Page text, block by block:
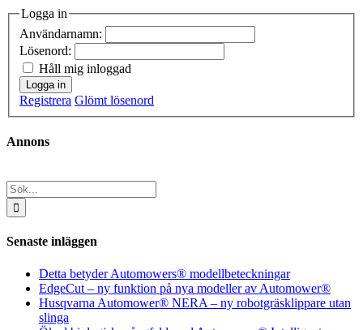
Logga in
Användarnamn:
Lösenord:
Håll mig inloggad
Logga in
Registrera Glömt lösenord
Annons
Sök
efter:
Senaste inläggen
Detta betyder Automowers® modellbeteckningar
EdgeCut – ny funktion på nya modeller av Automower®
Husqvarna Automower® NERA – ny robotgräsklippare utan
slinga